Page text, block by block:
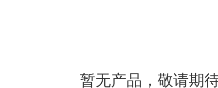
暂无产品，敬请期